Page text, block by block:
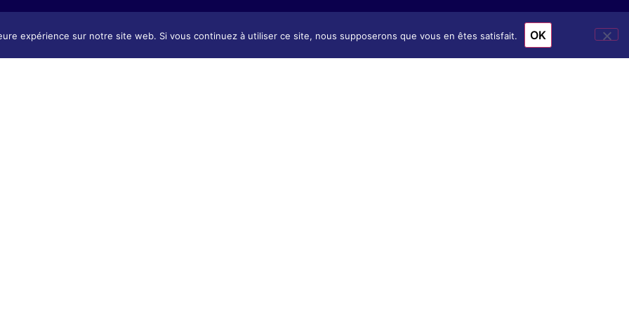
expérience sur notre site web. Si vous continuez à utiliser ce site, nous supposerons que vous en êtes satisfait. OK